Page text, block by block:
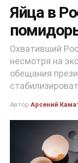
Яйца в
Охвативший
несмотря на
обещания
Автор Арсений